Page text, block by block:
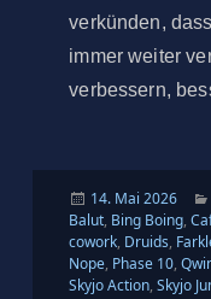
verkünden,
immer weiter
verbessern,
Veröffentlicht
am
14. Mai 2026
Balut, Bing Boing,
cowork, Druids,
Nope, Phase 10,
Skyjo Action,Skyjo